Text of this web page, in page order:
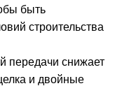
быть
строительства
передачи снижает
и двойные